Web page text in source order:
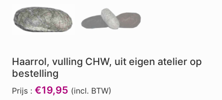
Haarrol, vulling CHW, uit eigen atelier op
bestelling
Prijs : €19,95 (incl. BTW)